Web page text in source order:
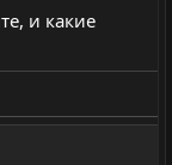
и какие